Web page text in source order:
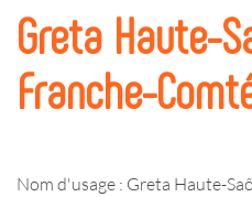
Greta Haute-
Franche-
Nom d'usage : Greta Haute-